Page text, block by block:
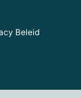
Beleid